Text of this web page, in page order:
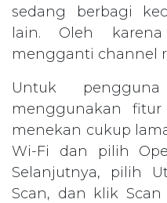
sedang berbagi
lain. Oleh
mengganti channel
Untuk
menggunakan
menekan cukup
Wi-Fi dan pilih
Selanjutnya, pilih
Scan, dan klik